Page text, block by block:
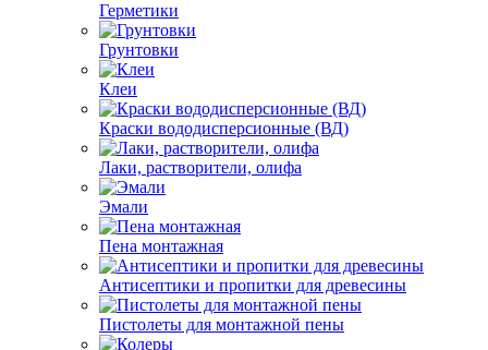
Герметики
Грунтовки
Клеи
Краски вододисперсионные (ВД)
Лаки, растворители, олифа
Эмали
Пена монтажная
Антисептики и пропитки для древесины
Пистолеты для монтажной пены